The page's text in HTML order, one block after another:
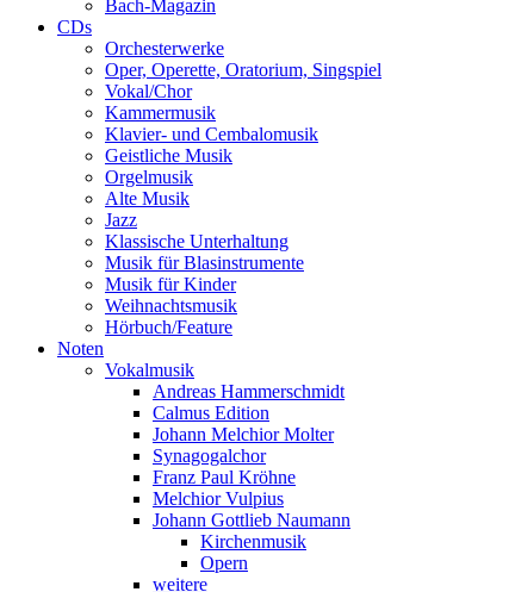
Bach-Magazin
CDs
Orchesterwerke
Oper, Operette, Oratorium, Singspiel
Vokal/Chor
Kammermusik
Klavier- und Cembalomusik
Geistliche Musik
Orgelmusik
Alte Musik
Jazz
Klassische Unterhaltung
Musik für Blasinstrumente
Musik für Kinder
Weihnachtsmusik
Hörbuch/Feature
Noten
Vokalmusik
Andreas Hammerschmidt
Calmus Edition
Johann Melchior Molter
Synagogalchor
Franz Paul Kröhne
Melchior Vulpius
Johann Gottlieb Naumann
Kirchenmusik
Opern
weitere